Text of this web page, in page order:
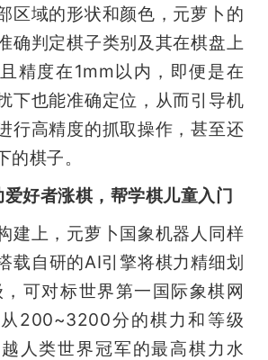
区域的形状和颜色，元萝卜的
确判定棋子类别及其在棋盘上
精度在1mm以内，即便是在
下也能准确定位，从而引导机
行高精度的抓取操作，甚至还
的棋子。
好者涨棋，帮学棋儿童入门
建上，元萝卜国象机器人同样
载自研的AI引擎将棋力精细划
可对标世界第一国际象棋网
200~3200分的棋力和等级
人类世界冠军的最高棋力水